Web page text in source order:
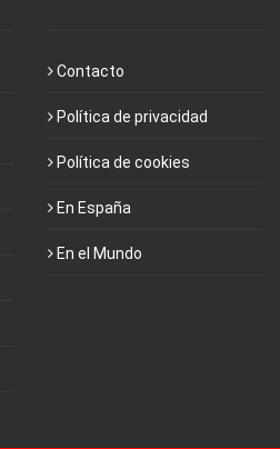
Contacto
Política de privacidad
Política de cookies
En España
En el Mundo